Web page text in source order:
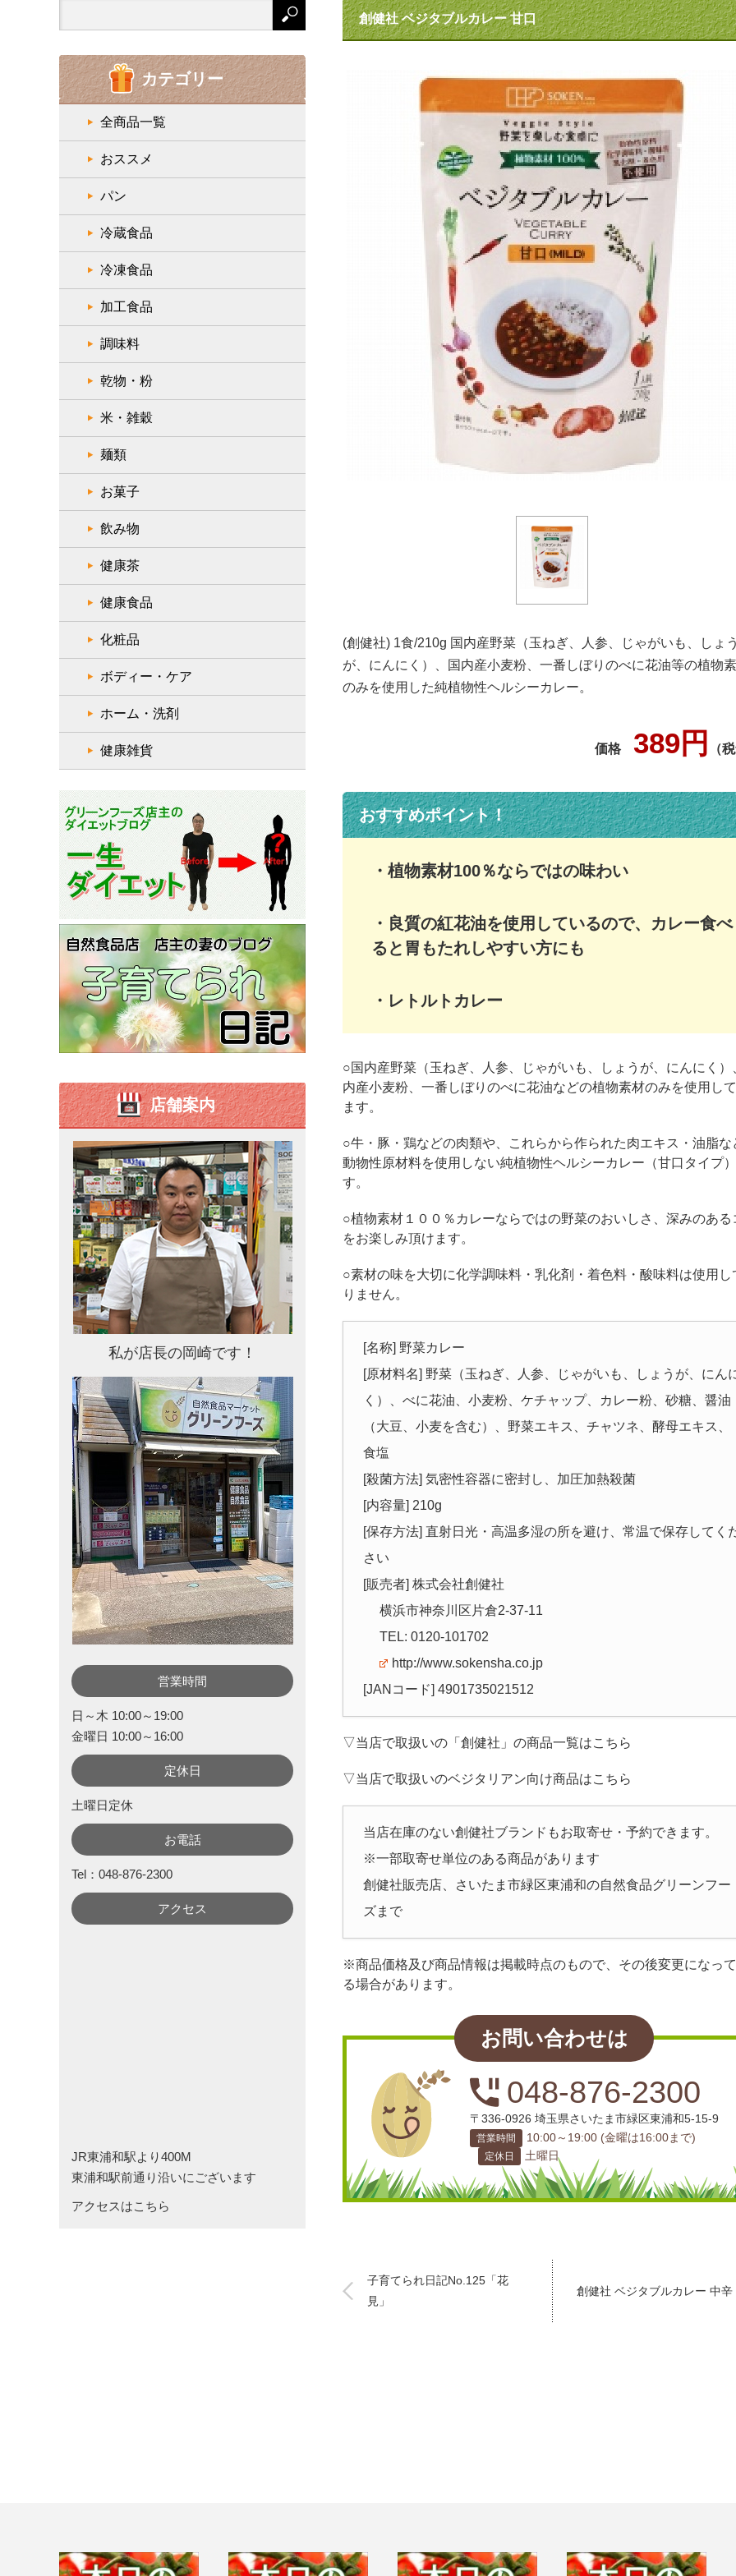
創健社 ベジタブルカレー 甘口
(創健社) 1食/210g 国内産野菜（玉ねぎ、人参、じゃがいも、しょ
が、にんにく）、国内産小麦粉、一番しぼりのべに花油等の植物
のみを使用した純植物性ヘルシーカレー。
価格 389円 （
おすすめポイント！
・植物素材100％ならではの味わい
・良質の紅花油を使用しているので、カレー食べ
ると胃もたれしやすい方にも
・レトルトカレー
○国内産野菜（玉ねぎ、人参、じゃがいも、しょうが、にんにく）
内産小麦粉、一番しぼりのべに花油などの植物素材のみを使用し
ます。
○牛・豚・鶏などの肉類や、これらから作られた肉エキス・油脂な
動物性原材料を使用しない純植物性ヘルシーカレー（甘口タイプ
す。
○植物素材１００％カレーならではの野菜のおいしさ、深みのある
をお楽しみ頂けます。
○素材の味を大切に化学調味料・乳化剤・着色料・酸味料は使用し
りません。
[名称] 野菜カレー
[原材料名] 野菜（玉ねぎ、人参、じゃがいも、しょうが、にん
く）、べに花油、小麦粉、ケチャップ、カレー粉、砂糖、醤油
（大豆、小麦を含む）、野菜エキス、チャツネ、酵母エキス、
食塩
[殺菌方法] 気密性容器に密封し、加圧加熱殺菌
[内容量] 210g
[保存方法] 直射日光・高温多湿の所を避け、常温で保存してく
さい
[販売者] 株式会社創健社
横浜市神奈川区片倉2-37-11
TEL: 0120-101702
http://www.sokensha.co.jp
[JANコード] 4901735021512
▽当店で取扱いの「創健社」の商品一覧はこちら
▽当店で取扱いのベジタリアン向け商品はこちら
当店在庫のない創健社ブランドもお取寄せ・予約できます。
※一部取寄せ単位のある商品があります
創健社販売店、さいたま市緑区東浦和の自然食品グリーンフー
ズまで
※商品価格及び商品情報は掲載時点のもので、その後変更になっ
る場合があります。
お問い合わせは
048-876-2300
〒336-0926 埼玉県さいたま市緑区東浦和5-15-9
営業時間 10:00～19:00 (金曜は16:00まで)
定休日 土曜日
子育てられ日記No.125「花
見」
創健社 ベジタブルカレー 中辛
カテゴリー
全商品一覧
おススメ
パン
冷蔵食品
冷凍食品
加工食品
調味料
乾物・粉
米・雑穀
麺類
お菓子
飲み物
健康茶
健康食品
化粧品
ボディー・ケア
ホーム・洗剤
健康雑貨
店舗案内
私が店長の岡崎です！
営業時間
日～木 10:00～19:00
金曜日 10:00～16:00
定休日
土曜日定休
お電話
Tel：048-876-2300
アクセス
JR東浦和駅より400M
東浦和駅前通り沿いにございます
アクセスはこちら